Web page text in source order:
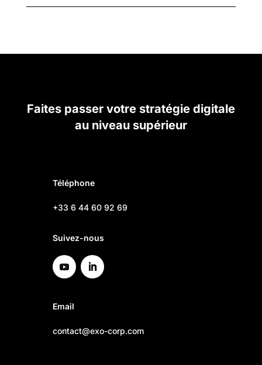
Faites passer votre stratégie digitale
au niveau supérieur
Téléphone
+33 6 44 60 92 69
Suivez-nous
Email
contact@exo-corp.com